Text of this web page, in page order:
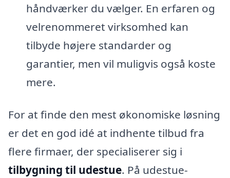
håndværker du vælger. En erfaren og
velrenommeret virksomhed kan
tilbyde højere standarder og
garantier, men vil muligvis også koste
mere.
For at finde den mest økonomiske løsning
er det en god idé at indhente tilbud fra
flere firmaer, der specialiserer sig i
tilbygning til udestue. På udestue-